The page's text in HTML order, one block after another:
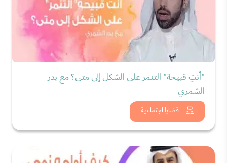
قضايا اجتماعية
"أنتِ قبيحة" التنمر على الشكل إلى متى؟ مع بدر
الشمري
شاهد الان